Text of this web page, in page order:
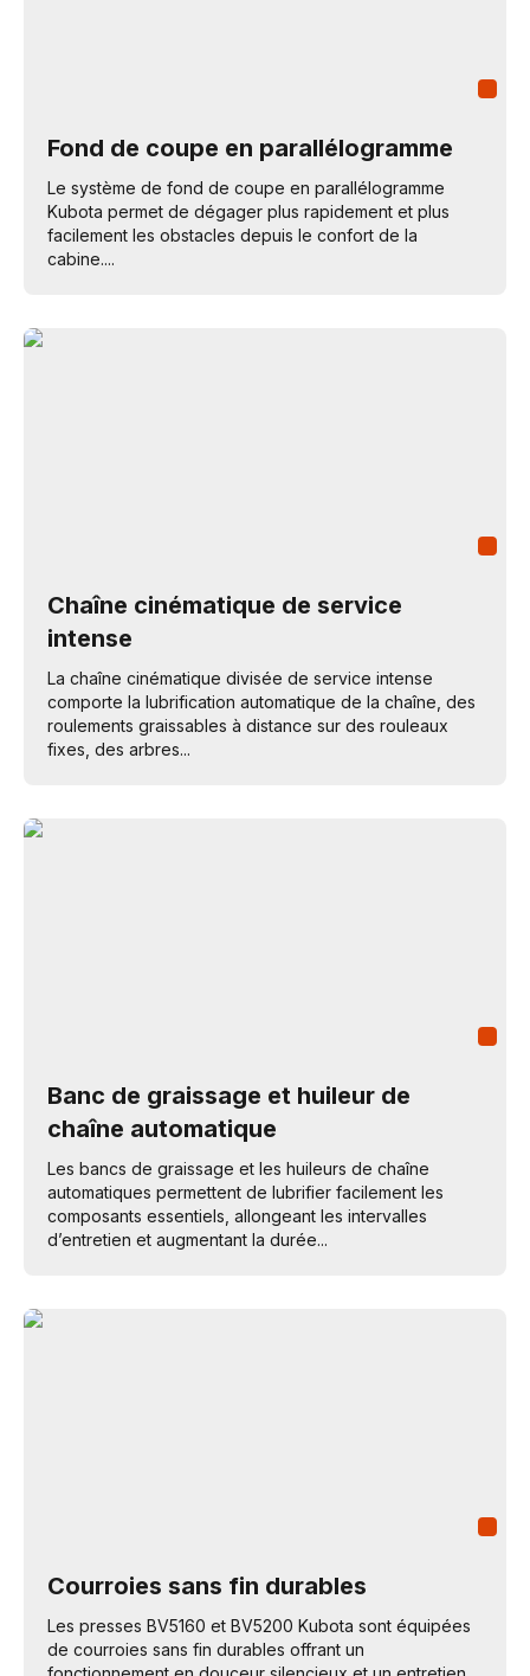
Fond de coupe en parallélogramme
Le système de fond de coupe en parallélogramme
Kubota permet de dégager plus rapidement et plus
facilement les obstacles depuis le confort de la
cabine....
Chaîne cinématique de service
intense
La chaîne cinématique divisée de service intense
comporte la lubrification automatique de la chaîne, des
roulements graissables à distance sur des rouleaux
fixes, des arbres...
Banc de graissage et huileur de
chaîne automatique
Les bancs de graissage et les huileurs de chaîne
automatiques permettent de lubrifier facilement les
composants essentiels, allongeant les intervalles
d’entretien et augmentant la durée...
Courroies sans fin durables
Les presses BV5160 et BV5200 Kubota sont équipées
de courroies sans fin durables offrant un